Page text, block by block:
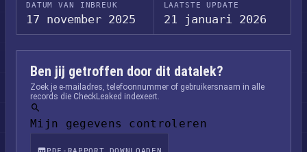
DATUM VAN INBREUK
17 november 2025
LAATSTE UPDATE
21 januari 2026
Ben jij getroffen door dit datalek?
Zoek je e-mailadres, telefoonnummer of gebruikersnaam in alle
records die CheckLeaked indexeert.
Mijn gegevens controleren